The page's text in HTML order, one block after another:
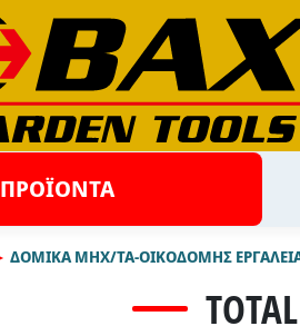
ΠΡΟΪΟΝΤΑ
ΔΟΜΙΚΑ ΜΗΧ/ΤΑ-ΟΙΚΟΔΟΜΗΣ